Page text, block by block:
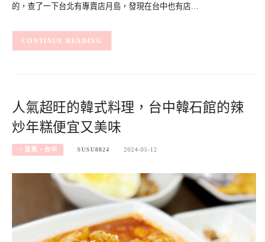
的，查了一下台北有專賣店月島，發現在台中也有店…
CONTINUE READING
人氣超旺的韓式料理，台中韓石館的辣
炒年糕便宜又美味
‧苗栗、台中 SUSU8824 2024-05-12